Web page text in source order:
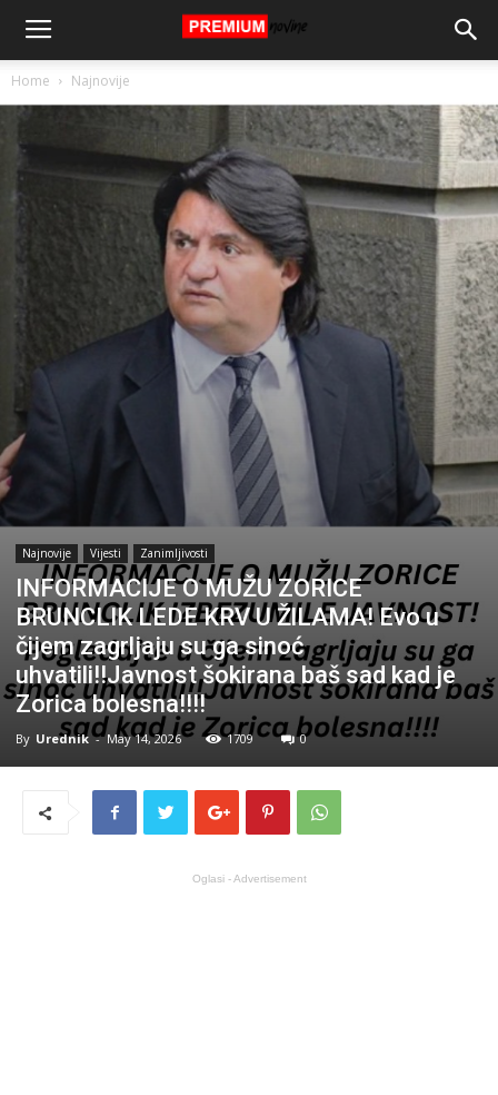
Home Najnovije
Najnovije Vijesti Zanimljivosti
INFORMACIJE O MUŽU ZORICE
BRUNCLIK LEDE KRV U ŽlLAMA! Evo u
čijem zagrljaju su ga sinoć
uhvatili!!Javnost šokirana baš sad kad je
Zorica bolesna!!!!
By Urednik - May 14, 2026 1709 0
Oglasi - Advertisement